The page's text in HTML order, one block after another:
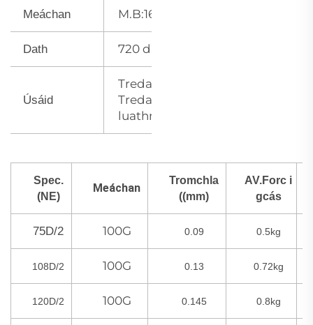
Meáchan M.B:160G
Dath 720 dathanna
Úsáid
Tredamh,
Tredamh
luathmhainnéad
Spec.
(NE)
Meáchan
Tromchla
((mm)
AV.Forc i
gcás
75D/2 100G 0.09 0.5kg
108D/2 100G 0.13 0.72kg
120D/2 100G 0.145 0.8kg